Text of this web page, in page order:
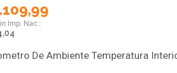
De Ambiente Temperatura